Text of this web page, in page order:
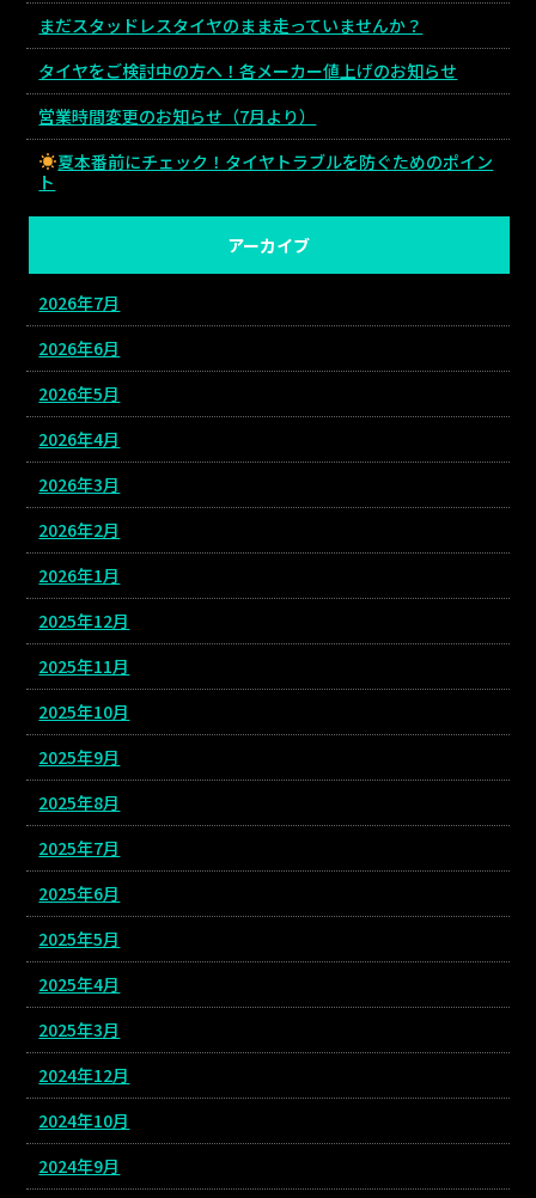
まだスタッドレスタイヤのまま走っていませんか？
タイヤをご検討中の方へ！各メーカー値上げのお知らせ
営業時間変更のお知らせ（7月より）
夏本番前にチェック！タイヤトラブルを防ぐためのポイン
ト
アーカイブ
2026年7月
2026年6月
2026年5月
2026年4月
2026年3月
2026年2月
2026年1月
2025年12月
2025年11月
2025年10月
2025年9月
2025年8月
2025年7月
2025年6月
2025年5月
2025年4月
2025年3月
2024年12月
2024年10月
2024年9月